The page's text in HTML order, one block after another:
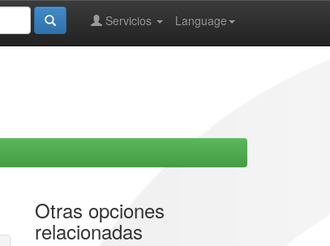
Language
Servicios
Otras opciones
relacionadas